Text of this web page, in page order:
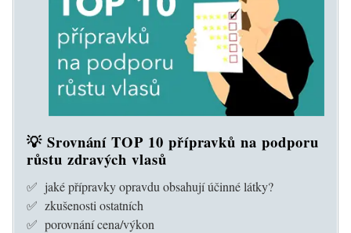
💡 Srovnání TOP 10 přípravků na podporu
růstu zdravých vlasů
✅ jaké přípravky opravdu obsahují účinné látky?
✅ zkušenosti ostatních
✅ porovnání cena/výkon